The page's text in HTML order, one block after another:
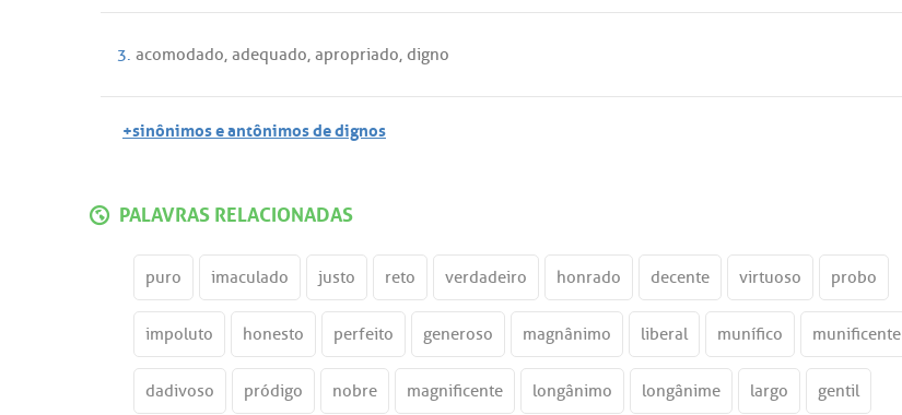
3. acomodado, adequado, apropriado, digno
+sinônimos e antônimos de dignos
PALAVRAS RELACIONADAS
puro imaculado justo reto verdadeiro honrado decente virtuoso probo
impoluto honesto perfeito generoso magnânimo liberal munífico munificente
dadivoso pródigo nobre magnificente longânimo longânime largo gentil